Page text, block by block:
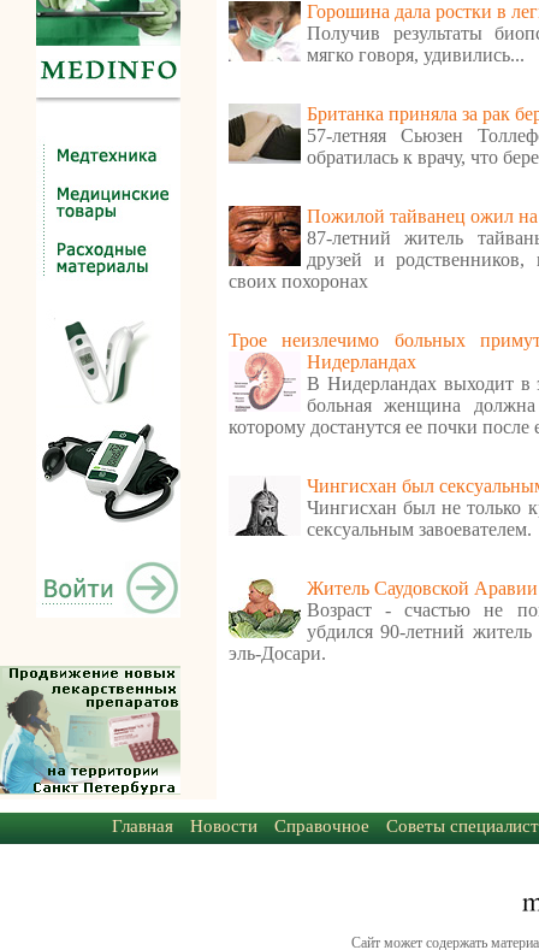
Горошина дала ростки в
Получив результаты
мягко говоря, удивились...
Британка приняла за рак
57-летняя Сьюзен
обратилась к врачу, что
Пожилой тайванец ожил
87-летний житель
друзей и
своих похоронах
Трое неизлечимо больных
Нидерландах
В Нидерландах выходит в
больная женщина
которому достанутся ее почки после
Чингисхан был
Чингисхан был не только
сексуальным завоевателем.
Житель Саудовской Аравии
Возраст - счастью не
убдился 90-летний
эль-Досари.
Главная Новости Справочное Советы
Сайт может содержать